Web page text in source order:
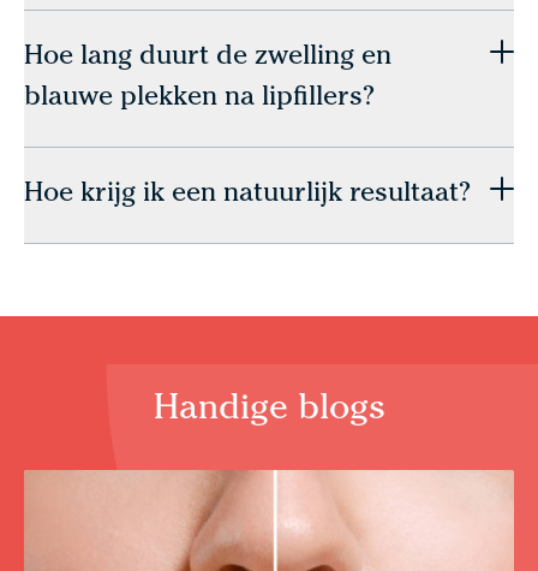
Hoe lang duurt de zwelling en
blauwe plekken na lipfillers?
Hoe krijg ik een natuurlijk resultaat?
Handige blogs